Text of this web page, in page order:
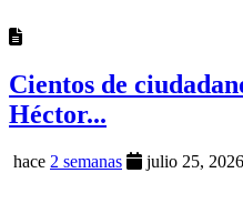
Cientos de
Héctor...
hace 2 semanas julio 25, 2026